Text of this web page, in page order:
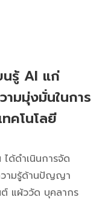
นรู้ AI แก่
มมุ่งมั่นในการ
คโนโลยี
ดำเนินการจัด
วามรู้ด้านปัญญา
แผ้ววัด บุคลากร